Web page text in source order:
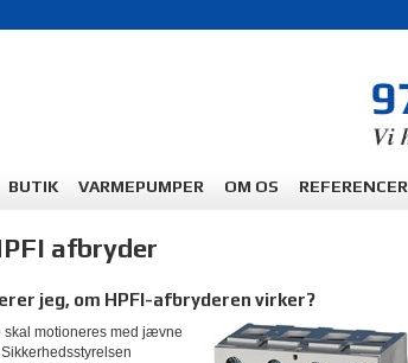
BUTIK VARMEPUMPER OM OS REFERENCER
afbryder
jeg, om HPFI-afbryderen virker?
skal motioneres med jævne